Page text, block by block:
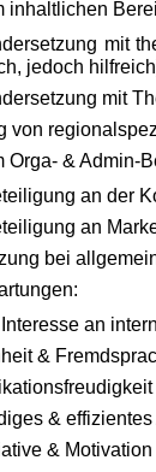
inhaltlichen
mit
jedoch
mit
von
Orga- & Admin-
an der
an
bei
an
&
& effizientes
& Motivation